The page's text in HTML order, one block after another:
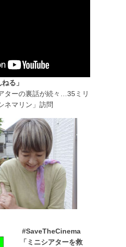
る」
ターの裏話が続々…35ミリ
ネマリン」訪問
#SaveTheCinema
「ミニシアターを救